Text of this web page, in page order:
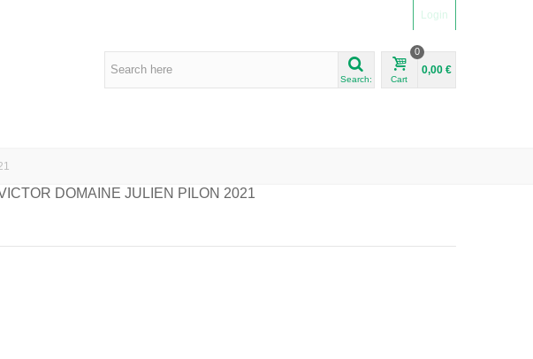
Login
Search: Cart
0
0,00 €
DOMAINE JULIEN PILON 2021